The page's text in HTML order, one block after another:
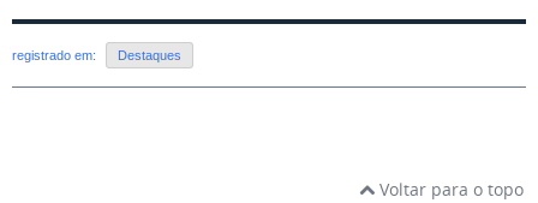
registrado em: Destaques
Voltar para o topo